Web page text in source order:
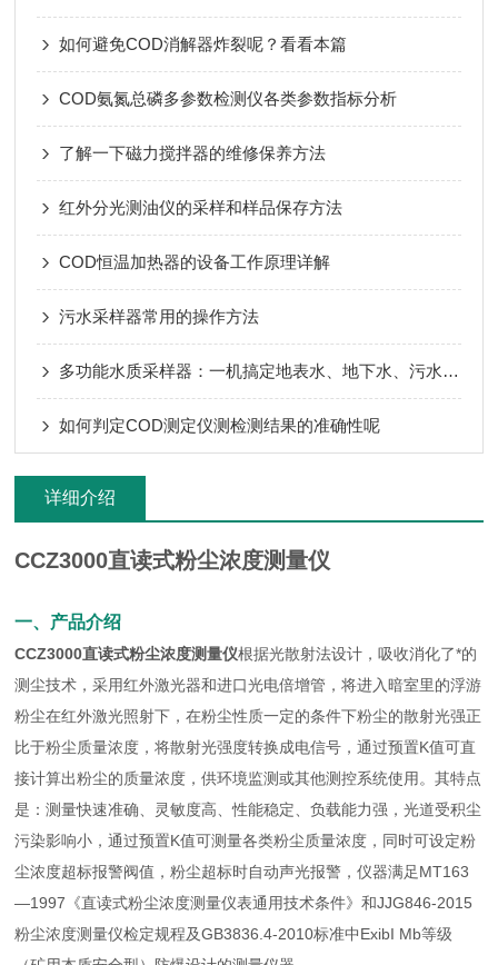
如何避免COD消解器炸裂呢？看看本篇
COD氨氮总磷多参数检测仪各类参数指标分析
了解一下磁力搅拌器的维修保养方法
红外分光测油仪的采样和样品保存方法
COD恒温加热器的设备工作原理详解
污水采样器常用的操作方法
多功能水质采样器：一机搞定地表水、地下水、污水采样
如何判定COD测定仪测检测结果的准确性呢
详细介绍
CCZ3000直读式粉尘浓度测量仪
一、产品介绍
CCZ3000直读式粉尘浓度测量仪根据光散射法设计，吸收消化了*的
测尘技术，采用红外激光器和进口光电倍增管，将进入暗室里的浮游
粉尘在红外激光照射下，在粉尘性质一定的条件下粉尘的散射光强正
比于粉尘质量浓度，将散射光强度转换成电信号，通过预置K值可直
接计算出粉尘的质量浓度，供环境监测或其他测控系统使用。其特点
是：测量快速准确、灵敏度高、性能稳定、负载能力强，光道受积尘
污染影响小，通过预置K值可测量各类粉尘质量浓度，同时可设定粉
尘浓度超标报警阀值，粉尘超标时自动声光报警，仪器满足MT163
—1997《直读式粉尘浓度测量仪表通用技术条件》和JJG846-2015
粉尘浓度测量仪检定规程及GB3836.4-2010标准中ExibI Mb等级